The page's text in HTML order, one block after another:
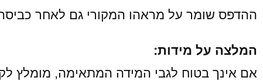
ההדפס שומר על מראהו המקורי גם לאחר
המלצה על מידות:
אם אינך בטוח לגבי המידה המתאימה, מומלץ